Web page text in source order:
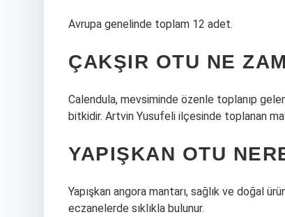
Avrupa genelinde toplam 12 adet.
ÇAKŞIR OTU NE
Calendula, mevsiminde özenle toplanıp
bitkidir. Artvin Yusufeli ilçesinde toplanan
YAPIŞKAN OTU
Yapışkan angora mantarı, sağlık ve doğal
eczanelerde sıklıkla bulunur.